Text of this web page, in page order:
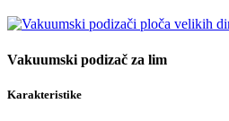
Vakuumski podizač za lim
Karakteristike